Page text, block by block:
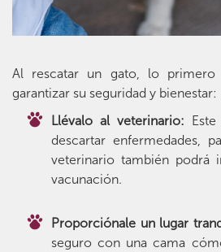
Al rescatar un gato, lo primero
garantizar su seguridad y bienestar:
Llévalo al veterinario:
descartar enfermedades,
veterinario también podrá
vacunación.
Proporciónale un lugar
seguro con una cama